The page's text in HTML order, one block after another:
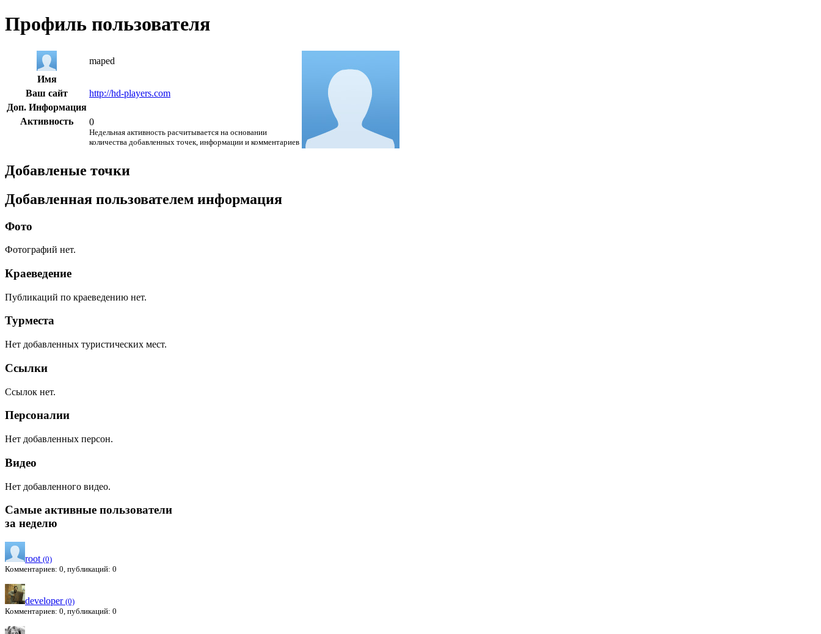
Профиль пользователя
maped
Имя
Ваш сайт
http://hd-players.com
Доп. Информация
Активность
0
Недельная активность расчитывается на основании
количества добавленных точек, информации и комментариев
Добавленые точки
Добавленная пользователем информация
Фото
Фотографий нет.
Краеведение
Публикаций по краеведению нет.
Турместа
Нет добавленных туристических мест.
Ссылки
Ссылок нет.
Персоналии
Нет добавленных персон.
Видео
Нет добавленного видео.
Самые активные пользователи
за неделю
root (0)
Комментариев: 0, публикаций: 0
developer (0)
Комментариев: 0, публикаций: 0